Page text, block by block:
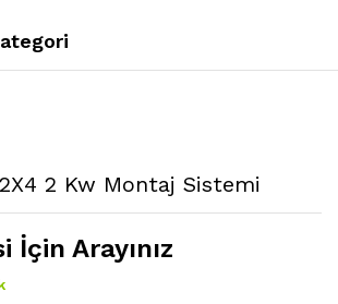
2 Kw Montaj Sistemi
İçin Arayınız